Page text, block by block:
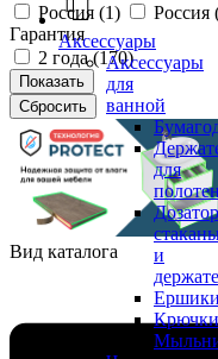
Аксессуары
Аксессуары
для
ванной
для
и
Ершики
Крючки
Россия (1) Россия
Гарантия
2 года (170)
Вид каталога